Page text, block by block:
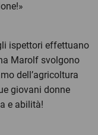
ispettori effettuano
Marolf svolgono
dell’agricoltura
giovani donne
e abilità!